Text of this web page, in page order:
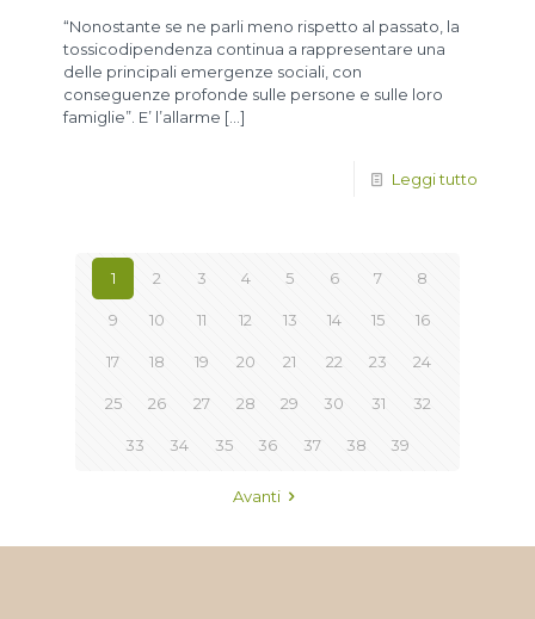
“Nonostante se ne parli meno rispetto al passato, la
tossicodipendenza continua a rappresentare una
delle principali emergenze sociali, con
conseguenze profonde sulle persone e sulle loro
famiglie”. E’ l’allarme […]
Leggi tutto
1 2 3 4 5 6 7 8
9 10 11 12 13 14 15 16
17 18 19 20 21 22 23 24
25 26 27 28 29 30 31 32
33 34 35 36 37 38 39
Avanti